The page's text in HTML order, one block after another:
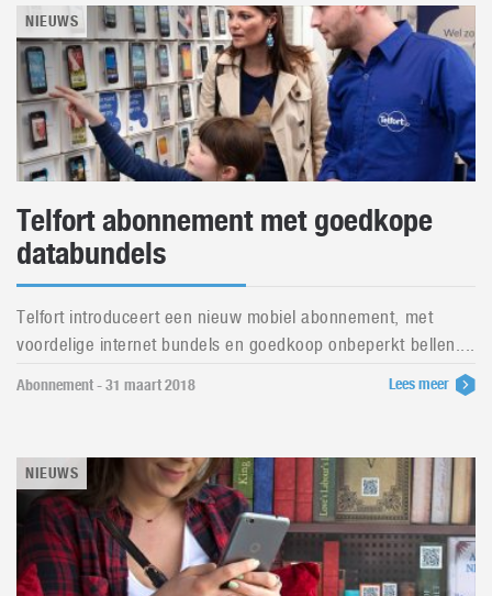
NIEUWS
Telfort abonnement met goedkope
databundels
Telfort introduceert een nieuw mobiel abonnement, met
voordelige internet bundels en goedkoop onbeperkt bellen....
Abonnement - 31 maart 2018 Lees meer
NIEUWS